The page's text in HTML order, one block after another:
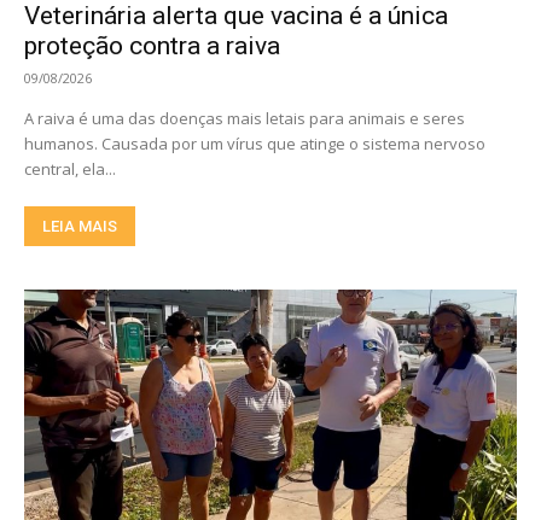
Veterinária alerta que vacina é a única
proteção contra a raiva
09/08/2026
A raiva é uma das doenças mais letais para animais e seres
humanos. Causada por um vírus que atinge o sistema nervoso
central, ela...
LEIA MAIS